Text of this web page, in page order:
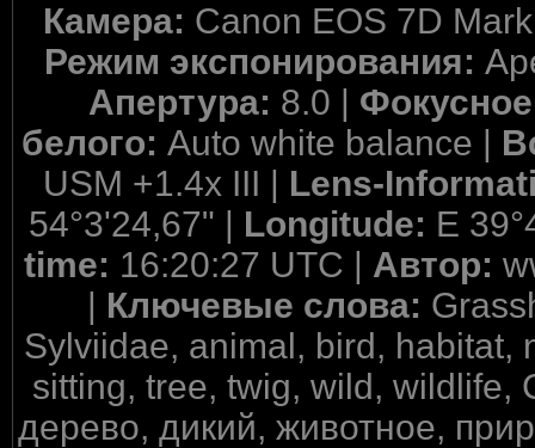
Камера: Canon EOS 7D
Режим экспонирования:
Апертура: 8.0 |
белого:Auto white balance |
USM +1.4x III | Lens-
54°3'24,67" | Longitude: E
time: 16:20:27 UTC | Автор:
| Ключевые слова:
Sylviidae, animal, bird, habitat,
sitting, tree, twig, wild,
дерево, дикий, животное,